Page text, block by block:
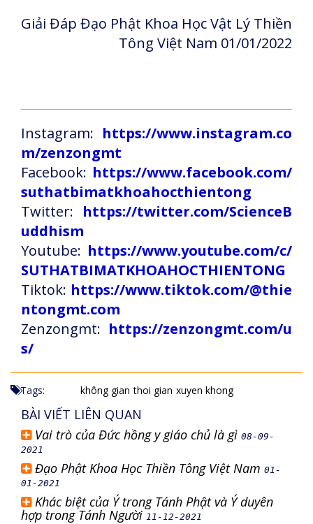
Giải Đáp Đạo Phật Khoa Học Vật Lý Thiền
Tông Việt Nam 01/01/2022
Instagram: https://www.instagram.co
m/zenzongmt
Facebook: https://www.facebook.com/
suthatbimatkhoahocthientong
Twitter: https://twitter.com/ScienceB
uddhism
Youtube: https://www.youtube.com/c/
SUTHATBIMATKHOAHOCTHIENTONG
Tiktok: https://www.tiktok.com/@thie
ntongmt.com
Zenzongmt: https://zenzongmt.com/u
s/
Tags: không gian thoi gian xuyen khong
BÀI VIẾT LIÊN QUAN
Vai trò của Đức hồng y giáo chủ là gì 08-09-
2021
Đạo Phật Khoa Học Thiền Tông Việt Nam 01-
01-2021
Khác biệt của Ý trong Tánh Phật và Ý duyên
hợp trong Tánh Người11-12-2021